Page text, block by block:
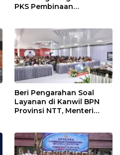
PKS Pembinaan
Beri Pengarahan Soal
Layanan di Kanwil BPN
Provinsi NTT, Menteri